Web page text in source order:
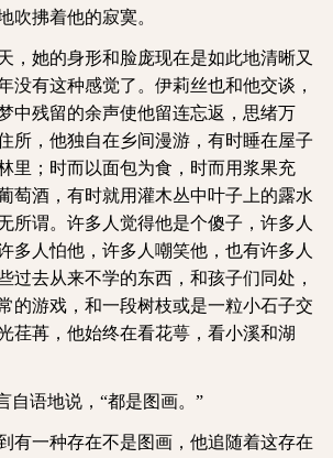
吹拂着他的寂寞。
，她的身形和脸庞现在是如此地清晰又
没有这种感觉了。伊莉丝也和他交谈，
中残留的余声使他留连忘返，思绪万
所，他独自在乡间漫游，有时睡在屋子
里；时而以面包为食，时而用浆果充
萄酒，有时就用灌木丛中叶子上的露水
所谓。许多人觉得他是个傻子，许多人
多人怕他，许多人嘲笑他，也有许多人
过去从来不学的东西，和孩子们同处，
的游戏，和一段树枝或是一粒小石子交
荏苒，他始终在看花萼，看小溪和湖
自语地说，“都是图画。”
有一种存在不是图画，他追随着这存在